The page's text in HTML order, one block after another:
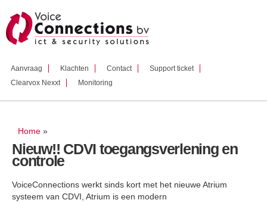
en naar
de inhoud
Aanvraag Klachten Contact
Support ticket
Clearvox Nexxt
Monitoring
U bent hier
Home »
Nieuw!! CDVI toegangsverlening en
controle
VoiceConnections werkt sinds kort met het nieuwe Atrium
systeem van CDVI, Atrium is een modern